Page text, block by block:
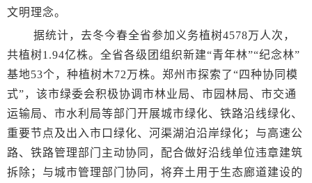
文明理念。
据统计，去冬今春全省参加义务植树4578万人次，
共植树1.94亿株。全省各级团组织新建“青年林”“纪念林”
基地53个，种植树木72万株。郑州市探索了“四种协同模
式”，该市绿委会积极协调市林业局、市园林局、市交通
运输局、市水利局等部门开展城市绿化、铁路沿线绿化、
重要节点及出入市口绿化、河渠湖泊沿岸绿化；与高速公
路、铁路管理部门主动协同，配合做好沿线单位违章建筑
拆除；与城市管理部门协同，将弃土用于生态廊道建设的